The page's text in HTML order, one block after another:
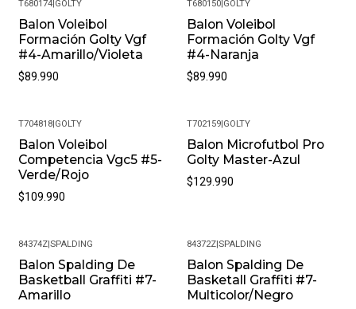
T680174| GOLTY
Balon Voleibol
Formación Golty Vgf
#4-Amarillo/Violeta
$89.990
T680150 GOLTY
Balon Voleibol
Formación Golty Vgf
#4-Naranja
$89.990
T704818| GOLTY
Balon Voleibol
Competencia Vgc5 #5-
Verde/Rojo
$109.990
T702159 GOLTY
Balon Microfutbol Pro
Golty Master-Azul
$129.990
-19%
84374Z| SPALDING
Balon Spalding De
Basketball Graffiti #7-
Amarillo
-19%
84372Z |SPALDING
Balon Spalding De
Basketall Graffiti #7-
Multicolor/Negro